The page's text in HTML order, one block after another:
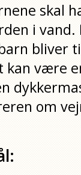
skal
i vand.
bliver
kan være
om